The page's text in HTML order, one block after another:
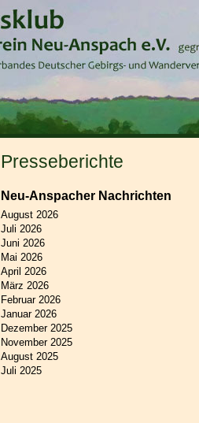
Presseberichte
Neu-Anspacher Nachrichten
August 2026
Juli 2026
Juni 2026
Mai 2026
April 2026
März 2026
Februar 2026
Januar 2026
Dezember 2025
November 2025
August 2025
Juli 2025